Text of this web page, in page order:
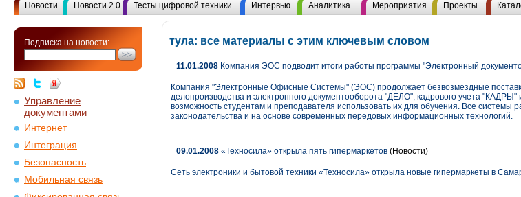
Новости Новости 2.0 Тесты цифровой техники Интервью Аналитика Мероприятия Проекты
Подписка на новости:
Управление
документами
Интернет
Интеграция
Безопасность
Мобильная связь
тула: все материалы с этим ключевым словом
11.01.2008 Компания ЭОС подводит итоги работы программы "Электронный
Компания "Электронные Офисные Системы" (ЭОС) продолжает безвозмездные
делопроизводства и электронного документооборота "ДЕЛО", кадрового учета
возможность студентам и преподавателя использовать их для обучения. Все системы
законодательства и на основе современных передовых информационных технологий.
09.01.2008 «Техносила» открыла пять гипермаркетов (Новости)
Сеть электроники и бытовой техники «Техносила» открыла новые гипермаркеты в